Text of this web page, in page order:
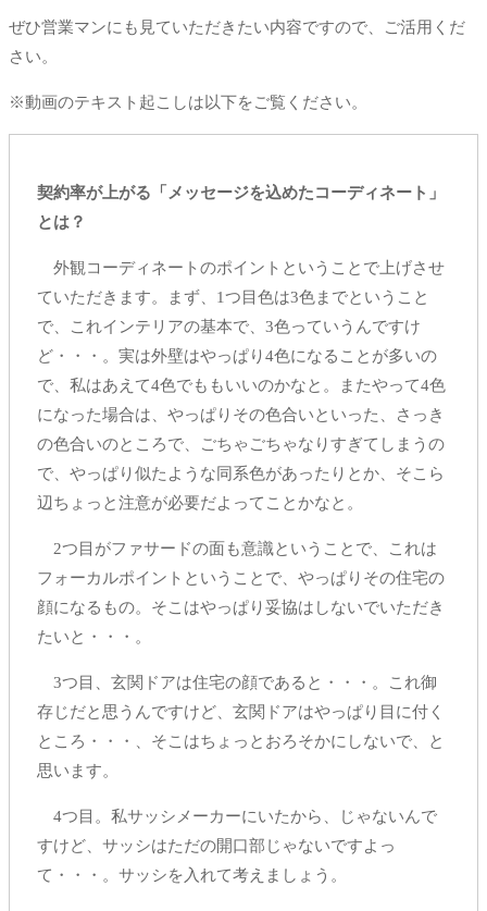
ぜひ営業マンにも見ていただきたい内容ですので、ご活用くだ
さい。
※動画のテキスト起こしは以下をご覧ください。
契約率が上がる「メッセージを込めたコーディネート」
とは？
外観コーディネートのポイントということで上げさせ
ていただきます。まず、1つ目色は3色までということ
で、これインテリアの基本で、3色っていうんですけ
ど・・・。実は外壁はやっぱり4色になることが多いの
で、私はあえて4色でももいいのかなと。またやって4色
になった場合は、やっぱりその色合いといった、さっき
の色合いのところで、ごちゃごちゃなりすぎてしまうの
で、やっぱり似たような同系色があったりとか、そこら
辺ちょっと注意が必要だよってことかなと。
2つ目がファサードの面も意識ということで、これは
フォーカルポイントということで、やっぱりその住宅の
顔になるもの。そこはやっぱり妥協はしないでいただき
たいと・・・。
3つ目、玄関ドアは住宅の顔であると・・・。これ御
存じだと思うんですけど、玄関ドアはやっぱり目に付く
ところ・・・、そこはちょっとおろそかにしないで、と
思います。
4つ目。私サッシメーカーにいたから、じゃないんで
すけど、サッシはただの開口部じゃないですよっ
て・・・。サッシを入れて考えましょう。